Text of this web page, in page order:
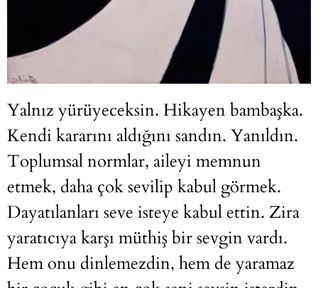
Yalnız yürüyeceksin. Hikayen bambaşka.
Kendi kararını aldığını sandın. Yanıldın.
Toplumsal normlar, aileyi memnun
etmek, daha çok sevilip kabul görmek.
Dayatılanları seve isteye kabul ettin. Zira
yaratıcıya karşı müthiş bir sevgin vardı.
Hem onu dinlemezdin, hem de yaramaz